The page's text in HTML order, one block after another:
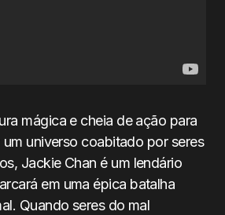
mágica e cheia de ação para
universo coabitado por seres
Jackie Chan é um lendário
em uma épica batalha
Quando seres do mal